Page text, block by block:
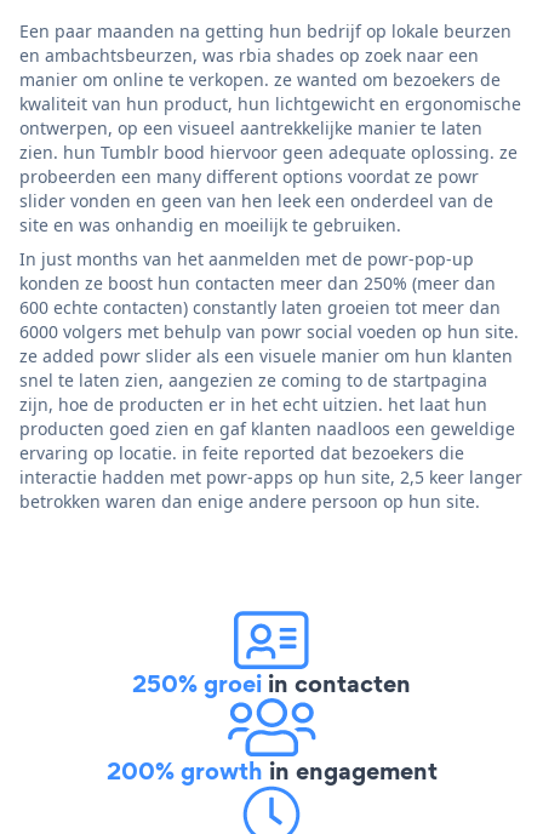
Een paar maanden na getting hun bedrijf op lokale beurzen
en ambachtsbeurzen, was rbia shades op zoek naar een
manier om online te verkopen. ze wanted om bezoekers de
kwaliteit van hun product, hun lichtgewicht en ergonomische
ontwerpen, op een visueel aantrekkelijke manier te laten
zien. hun Tumblr bood hiervoor geen adequate oplossing. ze
probeerden een many different options voordat ze powr
slider vonden en geen van hen leek een onderdeel van de
site en was onhandig en moeilijk te gebruiken.
In just months van het aanmelden met de powr-pop-up
konden ze boost hun contacten meer dan 250% (meer dan
600 echte contacten) constantly laten groeien tot meer dan
6000 volgers met behulp van powr social voeden op hun site.
ze added powr slider als een visuele manier om hun klanten
snel te laten zien, aangezien ze coming to de startpagina
zijn, hoe de producten er in het echt uitzien. het laat hun
producten goed zien en gaf klanten naadloos een geweldige
ervaring op locatie. in feite reported dat bezoekers die
interactie hadden met powr-apps op hun site, 2,5 keer langer
betrokken waren dan enige andere persoon op hun site.
250% groei in contacten
200% growth in engagement